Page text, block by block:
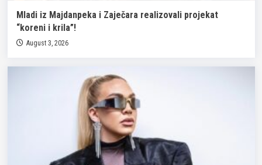
Mladi iz Majdanpeka i Zaječara realizovali projekat
“koreni i krila”!
August 3, 2026